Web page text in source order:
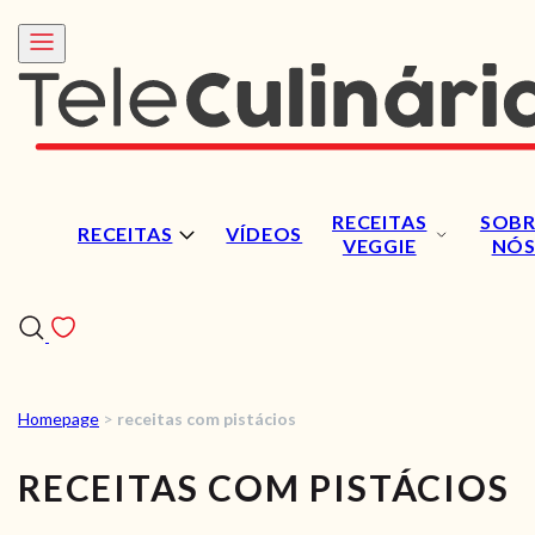
RECEITAS VÍDEOS
RECEITAS
VEGGIE
NÓS
RECEITAS
VÍDEOS
Homepage > receitas com pistácios
RECEITAS COM PISTÁCIOS